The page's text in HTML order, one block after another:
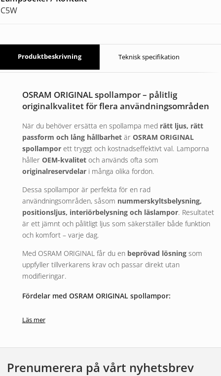
C5W
Produktbeskrivning Teknisk specifikation
OSRAM ORIGINAL spollampor – pålitlig
originalkvalitet för flera användningsområden
När du behöver ersätta en spollampa med rätt ljus, rätt
passform och lång hållbarhetär OSRAM ORIGINAL
spollamporett tryggt och kostnadseffektivt val. Lamporna
håller OEM-kvalitetoch används ofta som
originalreservdelari många olika fordon.
Dessa spollampor är perfekta för en rad
användningsområden, såsom nummerskyltsbelysning,
positionsljus, interiörbelysning och läslampor. Resultatet
är ett jämnt och pålitligt ljus som säkerställer både funktion
och komfort – varje dag.
Med OSRAM ORIGINAL får du en beprövad lösningsom
uppfyller tillverkarens krav och passar direkt utan
modifieringar.
Fördelar med OSRAM ORIGINAL spollampor:
OEM-kvalitet
Passar flera funktioner i fordonet
Läs mer
Prenumerera på vårt nyhetsbrev